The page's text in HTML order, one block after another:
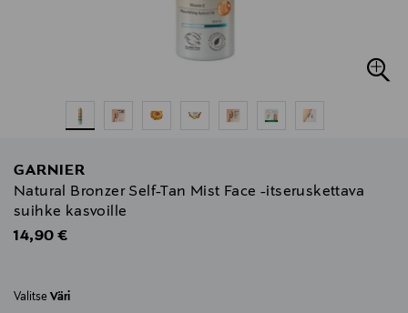
GARNIER
Natural Bronzer Self-Tan Mist Face -itseruskettava
suihke kasvoille
Original Price
14,90 €
Valitse Väri